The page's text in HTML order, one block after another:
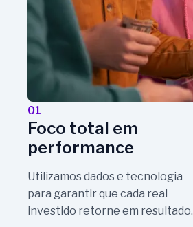
01
Foco total em
performance
Utilizamos dados e tecnologia
para garantir que cada real
investido retorne em resultado.